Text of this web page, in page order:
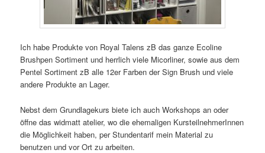
Ich habe Produkte von Royal Talens zB das ganze Ecoline
Brushpen Sortiment und herrlich viele Micorliner, sowie aus dem
Pentel Sortiment zB alle 12er Farben der Sign Brush und viele
andere Produkte an Lager.
Nebst dem Grundlagekurs biete ich auch Workshops an oder
öffne das widmatt atelier, wo die ehemaligen KursteilnehmerInnen
die Möglichkeit haben, per Stundentarif mein Material zu
benutzen und vor Ort zu arbeiten.